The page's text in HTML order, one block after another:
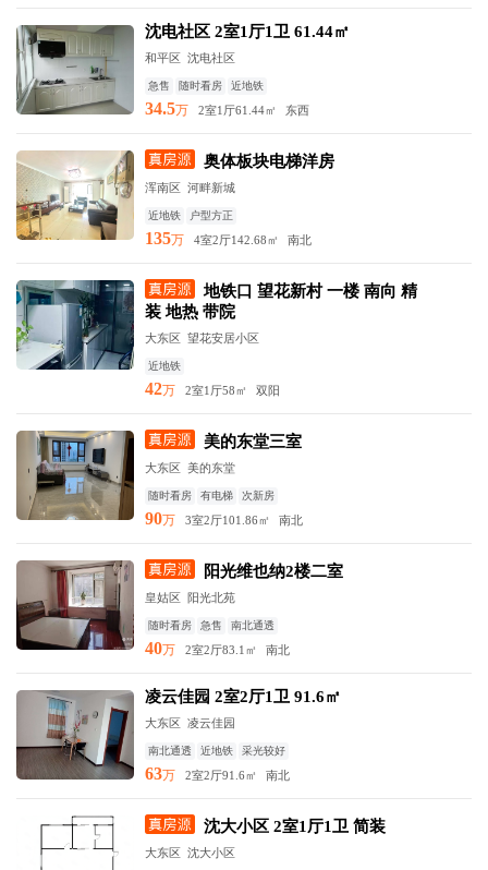
沈电社区 2室1厅1卫 61.44㎡
和平区 沈电社区
急售 随时看房 近地铁
34.5万 2室1厅61.44㎡ 东西
奥体板块电梯洋房
浑南区 河畔新城
近地铁 户型方正
135万 4室2厅142.68㎡ 南北
地铁口 望花新村 一楼 南向 精
装 地热 带院
大东区 望花安居小区
近地铁
42万 2室1厅58㎡ 双阳
美的东堂三室
大东区 美的东堂
随时看房 有电梯 次新房
90万 3室2厅101.86㎡ 南北
阳光维也纳2楼二室
皇姑区 阳光北苑
随时看房 急售 南北通透
40万 2室2厅83.1㎡ 南北
凌云佳园 2室2厅1卫 91.6㎡
大东区 凌云佳园
南北通透 近地铁 采光较好
63万 2室2厅91.6㎡ 南北
沈大小区 2室1厅1卫 简装
大东区 沈大小区